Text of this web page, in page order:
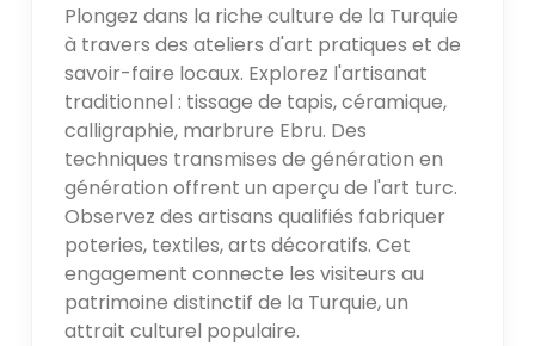
Plongez dans la riche culture de la Turquie
à travers des ateliers d'art pratiques et de
savoir-faire locaux. Explorez l'artisanat
traditionnel : tissage de tapis, céramique,
calligraphie, marbrure Ebru. Des
techniques transmises de génération en
génération offrent un aperçu de l'art turc.
Observez des artisans qualifiés fabriquer
poteries, textiles, arts décoratifs. Cet
engagement connecte les visiteurs au
patrimoine distinctif de la Turquie, un
attrait culturel populaire.